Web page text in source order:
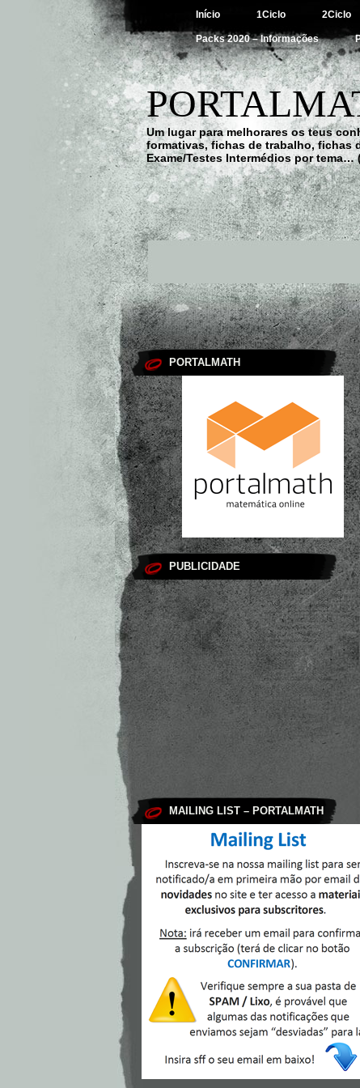
Início 1Ciclo 2Ciclo
Packs 2020 – Informações
Um lugar para melhorares os teus
formativas, fichas de trabalho, fichas
Exame/Testes Intermédios por
PORTALMATH
PUBLICIDADE
MAILING LIST – PORTALMATH